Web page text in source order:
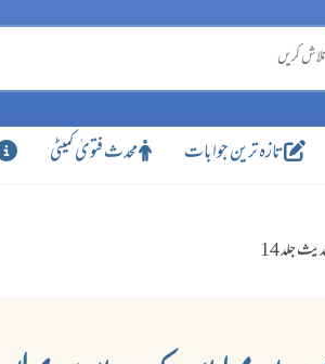
تازہ ترین جوابات محدث فتویٰ کمیٹی
جلد 14